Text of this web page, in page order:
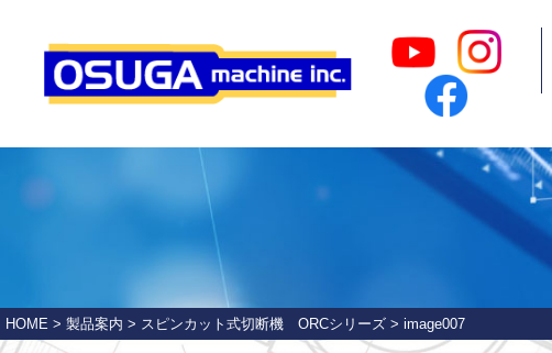
HOME > 製品案内 > スピンカット式切断機 ORCシリーズ > image007